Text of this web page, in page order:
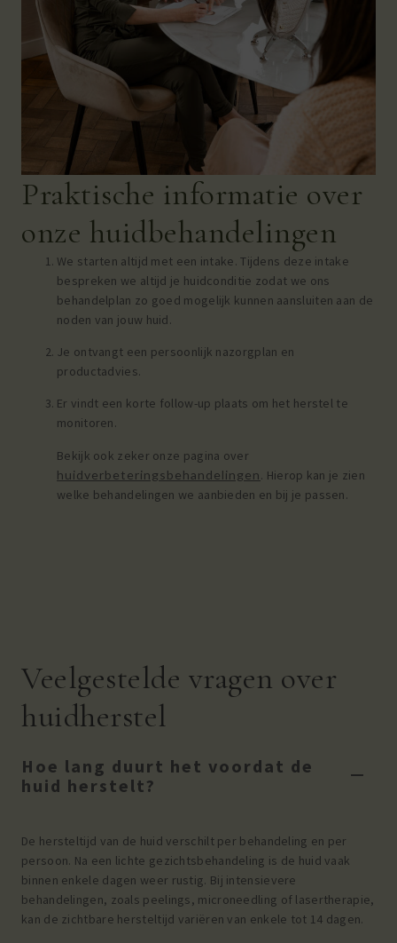
Praktische informatie over
onze huidbehandelingen
We starten altijd met een intake. Tijdens deze intake
bespreken we altijd je huidconditie zodat we ons
behandelplan zo goed mogelijk kunnen aansluiten aan de
noden van jouw huid.
Je ontvangt een persoonlijk nazorgplan en
productadvies.
Er vindt een korte follow-up plaats om het herstel te
monitoren.
Bekijk ook zeker onze pagina over
huidverbeteringsbehandelingen. Hierop kan je zien
welke behandelingen we aanbieden en bij je passen.
Veelgestelde vragen over
huidherstel
Hoe lang duurt het voordat de
huid herstelt?
De hersteltijd van de huid verschilt per behandeling en per
persoon. Na een lichte gezichtsbehandeling is de huid vaak
binnen enkele dagen weer rustig. Bij intensievere
behandelingen, zoals peelings, microneedling of lasertherapie,
kan de zichtbare hersteltijd variëren van enkele tot 14 dagen.